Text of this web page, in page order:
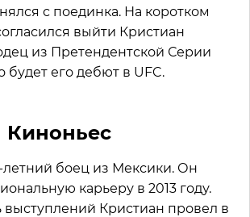
с поединка. На коротком
выйти Кристиан
из Претендентской Серии
будет его дебют в UFC.
Киноньес
боец из Мексики. Он
карьеру в 2013 году.
Кристиан провел в